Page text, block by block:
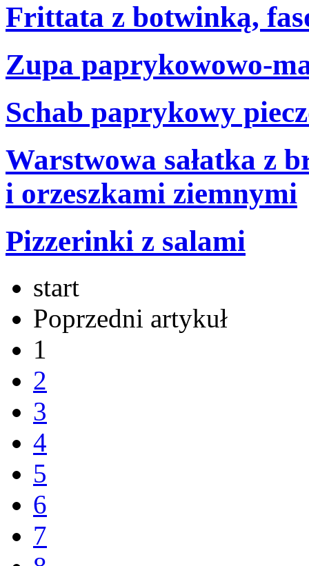
Frittata z botwinką,
Zupa paprykowowo-
Schab paprykowy
Warstwowa sałatka z
i orzeszkami ziemnymi
Pizzerinki z salami
start
Poprzedni artykuł
1
2
3
4
5
6
7